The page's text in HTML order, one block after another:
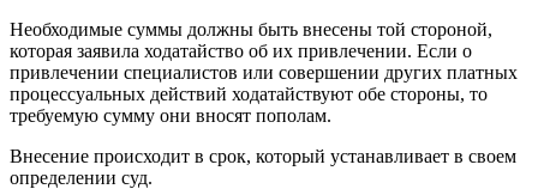
Необходимые суммы должны быть внесены той стороной,
которая заявила ходатайство об их привлечении. Если о
привлечении специалистов или совершении других платных
процессуальных действий ходатайствуют обе стороны, то
требуемую сумму они вносят пополам.
Внесение происходит в срок, который устанавливает в своем
определении суд.